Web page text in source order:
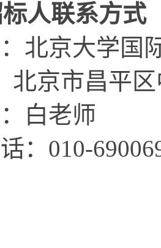
人联系方式
北京大学国
北京市昌平
白老师
： 010-